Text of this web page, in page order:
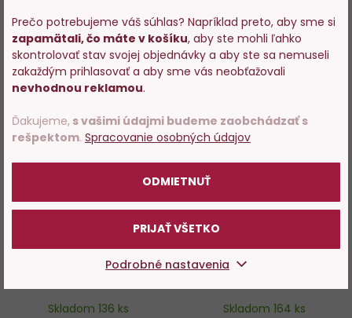
DO KOŠÍKA DO KOŠÍKA
White Gold Venezia DOC
Spumante Brut
Skladom 136 ks
Do
obľúbených
Rose Gold Pinot Nero
Spumante Brut
Skladom 164 ks
Prečo potrebujeme váš súhlas? Napríklad preto, aby sme si
zapamätali, čo máte v košíku, aby ste mohli ľahko
skontrolovať stav svojej objednávky a aby ste sa nemuseli
zakaždým prihlasovať a aby sme vás neobťažovali
nevhodnou reklamou.
Ďakujeme, s vašimi údajmi budeme zaobchádzať s
rešpektom. Spracovanie osobných údajov
ODMIETNUŤ
PRIJAŤ VŠETKO
Podrobné nastavenia
Vstupujete na stránky s
predajom alkoholu. Prosím
potvrďte, že Vám už bolo 18